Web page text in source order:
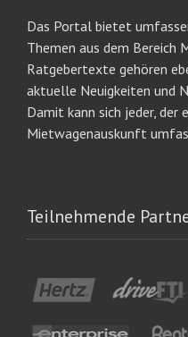
Das Portal bietet
Themen aus dem Bereich
Ratgebertexte gehören
aktuelle Neuigkeiten und
Damit kann sich jeder, der
Mietwagenauskunft
Teilnehmende